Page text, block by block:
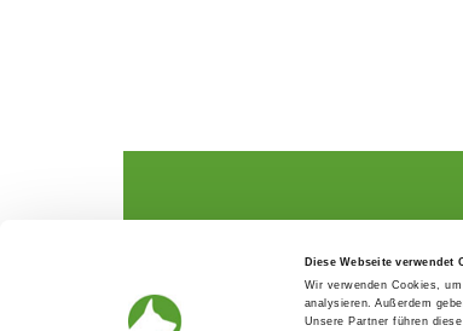
Diese Webseite verwendet
Wir verwenden Cookies,
analysieren. Außerdem
Unsere Partner führen
Everything about the breed
Breeding and upbringing